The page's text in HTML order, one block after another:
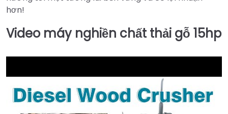
hơn!
Video máy nghiền chất thải gỗ 15hp